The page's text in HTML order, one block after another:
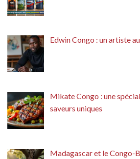
Edwin Congo : un artiste
Mikate Congo : une
saveurs uniques
Madagascar et le Congo-